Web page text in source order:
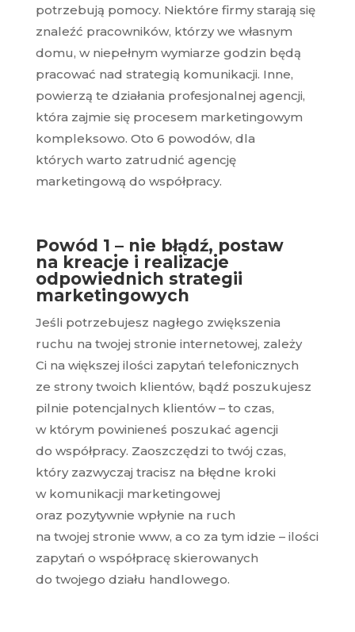
potrzebują pomocy. Niektóre firmy starają się
znaleźć pracowników, którzy we własnym
domu, w niepełnym wymiarze godzin będą
pracować nad strategią komunikacji. Inne,
powierzą te działania profesjonalnej agencji,
która zajmie się procesem marketingowym
kompleksowo. Oto 6 powodów, dla
których warto zatrudnić agencję
marketingową do współpracy.
Powód 1 – nie błądź, postaw
na kreacje i realizacje
odpowiednich strategii
marketingowych
Jeśli potrzebujesz nagłego zwiększenia
ruchu na twojej stronie internetowej, zależy
Ci na większej ilości zapytań telefonicznych
ze strony twoich klientów, bądź poszukujesz
pilnie potencjalnych klientów – to czas,
w którym powinieneś poszukać agencji
do współpracy. Zaoszczędzi to twój czas,
który zazwyczaj tracisz na błędne kroki
w komunikacji marketingowej
oraz pozytywnie wpłynie na ruch
na twojej stronie www, a co za tym idzie – ilości
zapytań o współpracę skierowanych
do twojego działu handlowego.